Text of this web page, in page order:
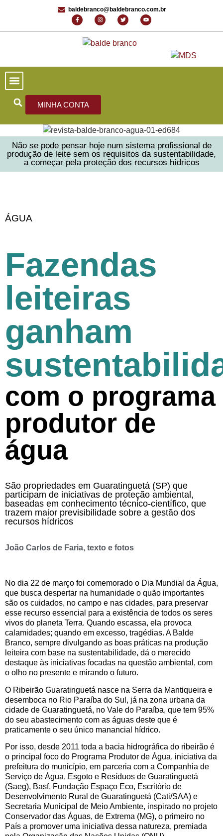
baldebranco@baldebranco.com.br
MINHA CONTA
Não se pode pensar hoje num sistema profissional de
produção de leite sem os requisitos da sustentabilidade,
a começar pela proteção dos recursos hídricos
ÁGUA
Fazendas
leiteiras
ganham
com o programa
produtor de
água
São propriedades em Guaratinguetá (SP) que
participam de iniciativas de proteção ambiental,
baseadas em conhecimento técnico-científico, que
trazem maior previsibilidade sobre a gestão dos
recursos hídricos
João Carlos de Faria, texto e fotos
No dia 22 de março foi comemorado o Dia Mundial da Água,
que busca despertar na humanidade o quão importantes
são os cuidados, no campo e nas cidades, para preservar
esse recurso essencial para a existência de todos os seres
vivos do planeta Terra. Quando escassa, ela provoca
calamidades; quando em excesso, tragédias. A Balde
Branco, sempre divulgando as boas práticas na produção
leiteira com base na sustentabilidade, dá o merecido
destaque às iniciativas focadas na questão ambiental, com
o olho no presente e mirando o futuro.
O Ribeirão Guaratinguetá nasce na Serra da Mantiqueira e
desemboca no Rio Paraíba do Sul, já na zona urbana da
cidade de Guaratinguetá, no Vale do Paraíba, que tem 95%
do seu abastecimento com as águas deste que é
praticamente o seu único manancial hídrico.
Por isso, desde 2011 toda a bacia hidrográfica do ribeirão é
o principal foco do Programa Produtor de Água, iniciativa da
prefeitura do município, em parceria com a Companhia de
Serviço de Água, Esgoto e Resíduos de Guaratinguetá
(Saeg), Basf, Fundação Espaço Eco, Escritório de
Desenvolvimento Rural de Guaratinguetá (Cati/SAA) e
Secretaria Municipal de Meio Ambiente, inspirado no projeto
Conservador das Águas, de Extrema (MG), o primeiro no
País a promover uma iniciativa dessa natureza, premiada